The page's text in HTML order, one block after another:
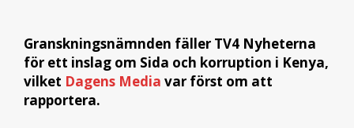
Granskningsnämnden fäller TV4 Nyheterna
för ett inslag om Sida och korruption i Kenya,
vilket Dagens Media var först om att
rapportera.